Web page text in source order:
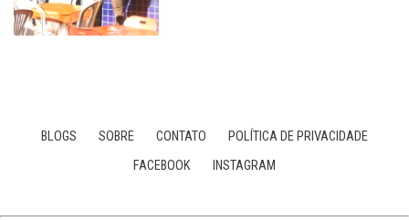
BLOGS SOBRE CONTATO
POLÍTICA DE PRIVACIDADE
FACEBOOK
INSTAGRAM